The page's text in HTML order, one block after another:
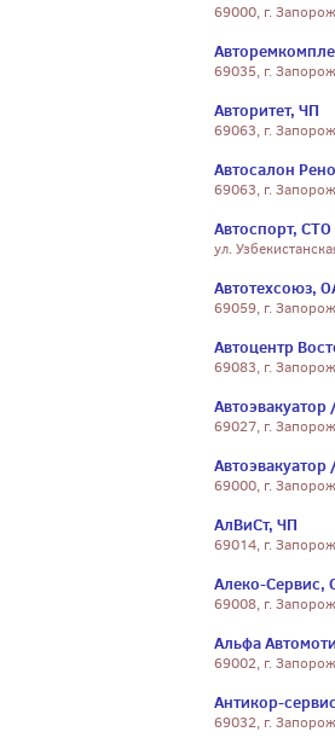
69000, г.
69035, г.
Авторитет, ЧП
69063, г.
Автосалон
69063, г.
Автоспорт,
ул.
Автотехсоюз,
69059, г.
Автоцентр
69083, г.
69027, г.
69000, г.
АлВиСт, ЧП
69014, г.
Алеко-Сервис,
69008, г.
Альфа
69002, г.
Антикор-
69032, г.